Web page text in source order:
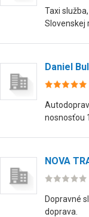
Taxi
Slovenskej
Daniel
nosnosťou
NOVA
Dopravné
doprava.